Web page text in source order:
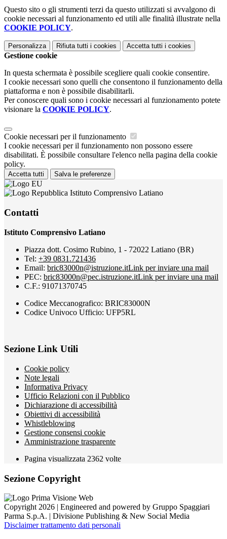
Questo sito o gli strumenti terzi da questo utilizzati si avvalgono di
cookie necessari al funzionamento ed utili alle finalità illustrate nella
COOKIE POLICY.
Personalizza Rifiuta tutti i cookies Accetta tutti i cookies
Gestione cookie
In questa schermata è possibile scegliere quali cookie consentire.
I cookie necessari sono quelli che consentono il funzionamento della
piattaforma e non è possibile disabilitarli.
Per conoscere quali sono i cookie necessari al funzionamento potete
visionare la COOKIE POLICY.
Cookie necessari per il funzionamento
I cookie necessari per il funzionamento non possono essere
disabilitati. È possibile consultare l'elenco nella pagina della cookie
policy.
Accetta tutti Salva le preferenze
Istituto Comprensivo Latiano
Contatti
Istituto Comprensivo Latiano
Piazza dott. Cosimo Rubino, 1 - 72022 Latiano (BR)
Tel: +39 0831.721436
Email: bric83000n@istruzione.itLink per inviare una mail
PEC: bric83000n@pec.istruzione.itLink per inviare una mail
C.F.: 91071370745
Codice Meccanografico: BRIC83000N
Codice Univoco Ufficio: UFP5RL
Sezione Link Utili
Cookie policy
Note legali
Informativa Privacy
Ufficio Relazioni con il Pubblico
Dichiarazione di accessibilità
Obiettivi di accessibilità
Whistleblowing
Gestione consensi cookie
Amministrazione trasparente
Pagina visualizzata 2362 volte
Sezione Copyright
Copyright 2026 | Engineered and powered by Gruppo Spaggiari
Parma S.p.A. | Divisione Publishing & New Social Media
Disclaimer trattamento dati personali